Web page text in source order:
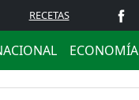
RECETAS
ECONOMÍA